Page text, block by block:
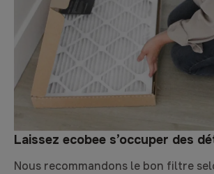
Laissez ecobee s’occuper des
Nous recommandons le bon filtre